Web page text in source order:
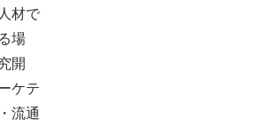
材で
場
開
ケテ
流通